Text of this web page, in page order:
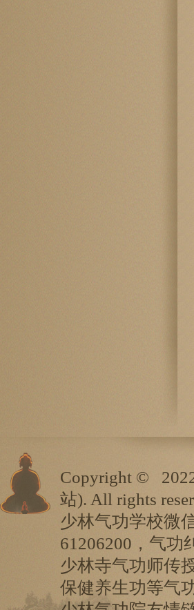
Copyright ©
站). All rights
少林气功学校微
61206200，气功
少林寺气功师传
保健养生功等气